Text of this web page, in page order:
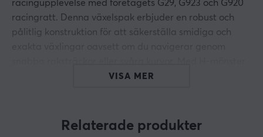
racingupplevelse med företagets G29, G923 och G920
racingratt. Denna växelspak erbjuder en robust och
pålitlig konstruktion för att säkerställa smidiga och
och sex växlar säkerställs att varje växling känns
Världens högklassiga racingupplevelse börjar med
Driving Force-växelspakens gedigna design. Tillverkad
VISA MER
Relaterade produkter